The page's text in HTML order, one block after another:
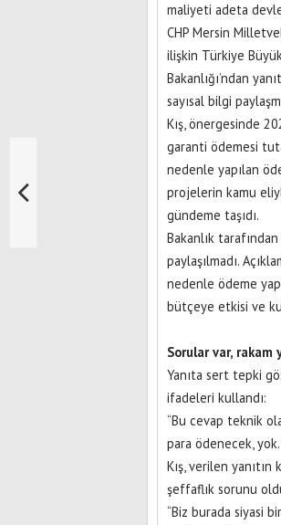
maliyeti adeta
CHP Mersin
ilişkin Türkiye
Bakanlığı’ndan
sayısal bilgi
Kış, önergesinde
garanti ödemesi
nedenle yapılan
projelerin kamu
gündeme taşıdı.
Bakanlık
paylaşılmadı.
nedenle ödeme
bütçeye etkisi ve
Sorular var, rakam
Yanıta sert tepki
ifadeleri kullandı:
“Bu cevap teknik
para ödenecek,
Kış, verilen
şeffaflık sorunu
“Biz burada siyasi